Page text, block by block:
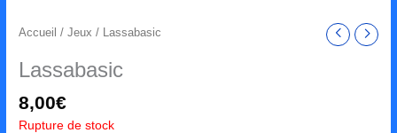
Accueil /Jeux / Lassabasic
Lassabasic
8,00€
Rupture de stock